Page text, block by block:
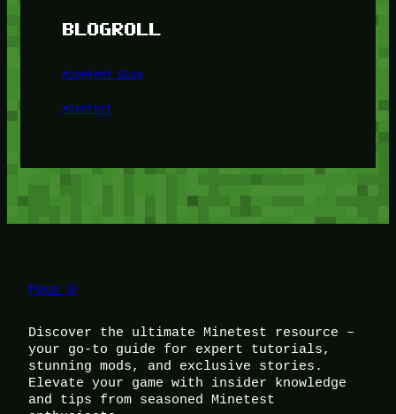
BLOGROLL
Minetest Blog
Minetest
Foox U
Discover the ultimate Minetest resource –
your go-to guide for expert tutorials,
stunning mods, and exclusive stories.
Elevate your game with insider knowledge
and tips from seasoned Minetest